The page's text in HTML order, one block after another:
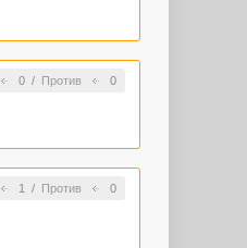
0/ Против 0
1 / Против 0